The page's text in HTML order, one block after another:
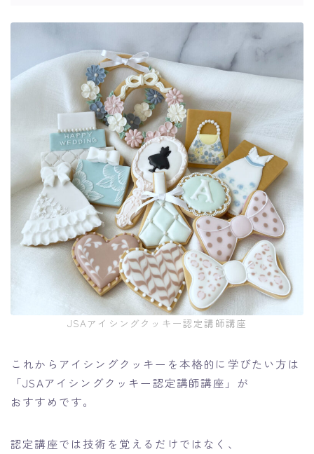
JSAアイシングクッキー認定講師講座
これからアイシングクッキーを本格的に学びたい方は
「JSAアイシングクッキー認定講師講座」が
おすすめです。
認定講座では技術を覚えるだけではなく、